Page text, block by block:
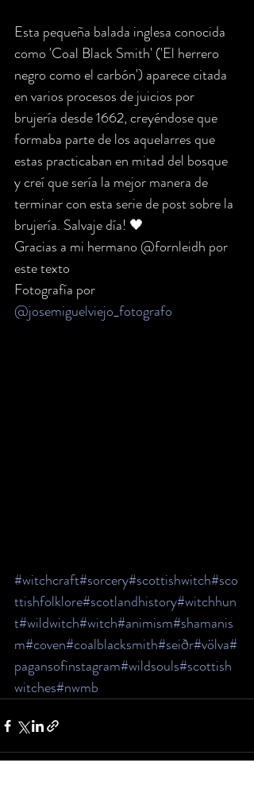
Esta pequeña balada inglesa conocida
como 'Coal Black Smith' ('El herrero
negro como el carbón') aparece citada
en varios procesos de juicios por
brujería desde 1662, creyéndose que
formaba parte de los aquelarres que
estas practicaban en mitad del bosque
y creí que sería la mejor manera de
terminar con esta serie de post sobre la
brujería. Salvaje día! 🖤
Gracias a mi hermano @fornleidh por
este texto
Fotografía por
@josemiguelviejo_fotografo
#witchcraft#sorcery#scottishwitch#sco
ttishfolklore#scotlandhistory#witchhun
t#wildwitch#witch#animism#shamanis
m#coven#coalblacksmith#seiðr#völva#
pagansofinstagram#wildsouls#scottish
witches#nwmb